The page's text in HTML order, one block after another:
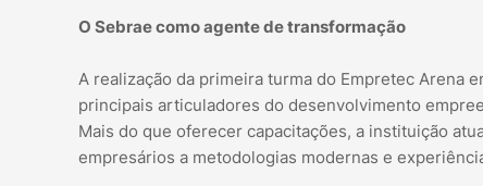
O Sebrae como agente de transformação
A realização da primeira turma do Empretec Arena
principais articuladores do desenvolvimento
Mais do que oferecer capacitações, a instituição
empresários a metodologias modernas e